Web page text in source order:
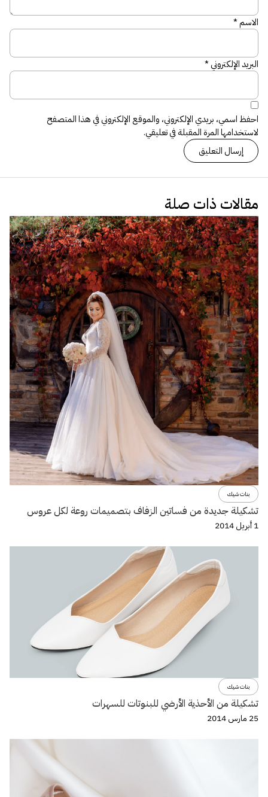
الاسم*
البريد الإلكتروني*
احفظ اسمي، بريدي الإلكتروني، والموقع الإلكتروني في هذا المتصفح
لاستخدامها المرة المقبلة في تعليقي.
مقالات ذات صلة
بنات شيك
تشكيلة جديدة من فساتين الزفاف بتصميمات روعة لكل عروس
1 أبريل 2014
بنات شيك
تشكيلة من الأحذية الأرضي للبنوتات للسهرات
25 مارس 2014